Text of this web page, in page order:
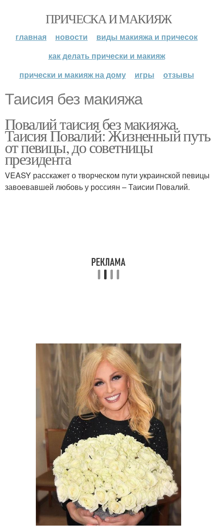
ПРИЧЕСКА И МАКИЯЖ
главная новости
виды макияжа и причесок
как делать прически и макияж
прически и макияж на дому
игры отзывы
Таисия без макияжа
Повалий таисия без макияжа.
Таисия Повалий: Жизненный путь
от певицы, до советницы
президента
VEASY расскажет о творческом пути украинской певицы
завоевавшей любовь у россиян – Таисии Повалий.